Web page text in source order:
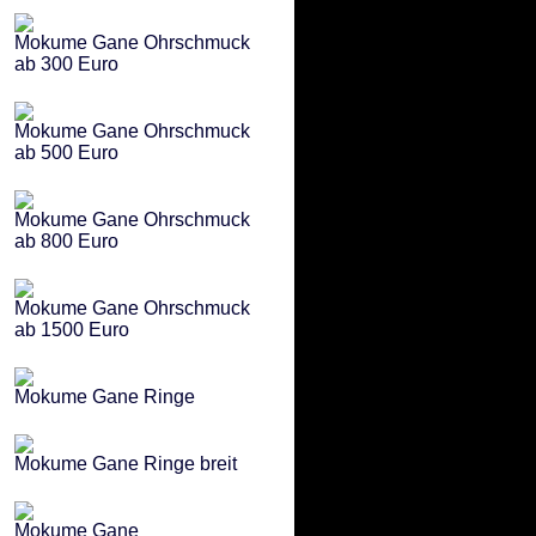
Mokume Gane Ohrschmuck
ab 300 Euro
Mokume Gane Ohrschmuck
ab 500 Euro
Mokume Gane Ohrschmuck
ab 800 Euro
Mokume Gane Ohrschmuck
ab 1500 Euro
Mokume Gane Ringe
Mokume Gane Ringe breit
Mokume Gane